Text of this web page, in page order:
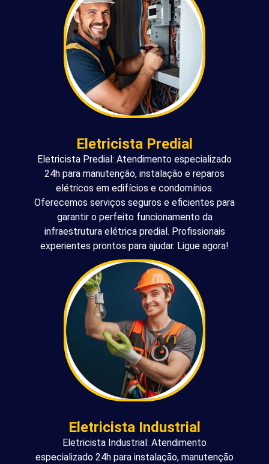
Eletricista Predial
Eletricista Predial: Atendimento especializado
24h para manutenção, instalação e reparos
elétricos em edifícios e condomínios.
Oferecemos serviços seguros e eficientes para
garantir o perfeito funcionamento da
infraestrutura elétrica predial. Profissionais
experientes prontos para ajudar. Ligue agora!
Eletricista Industrial
Eletricista Industrial: Atendimento
especializado 24h para instalação, manutenção